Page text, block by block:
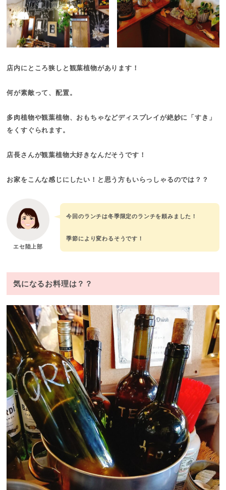
店内にところ狭しと観葉植物があります！
何が素敵って、配置。
多肉植物や観葉植物、おもちゃなどディスプレイが絶妙に「すき」
をくすぐられます。
店長さんが観葉植物大好きなんだそうです！
お家をこんな感じにしたい！と思う方もいらっしゃるのでは？？
エセ陸上部
今回のランチは冬季限定のランチを頼みました！
季節により変わるそうです！
気になるお料理は？？